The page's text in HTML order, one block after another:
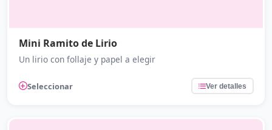
Mini Ramito de Lirio
Un lirio con follaje y papel a elegir
Seleccionar Ver detalles